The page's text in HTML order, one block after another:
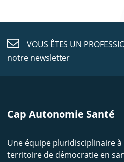
VOUS ÊTES UN
notre newsletter
Cap Autonomie Santé
Une équipe pluridisciplinaire
territoire de démocratie en